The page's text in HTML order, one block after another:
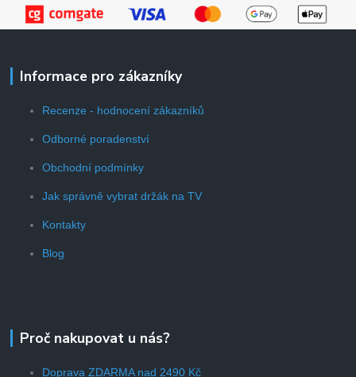
Informace pro zákazníky
Recenze - hodnocení zákazníků
Odborné poradenství
Obchodní podmínky
Jak správně vybrat držák na TV
Kontakty
Blog
Proč nakupovat u nás?
Doprava ZDARMA nad 2490 Kč